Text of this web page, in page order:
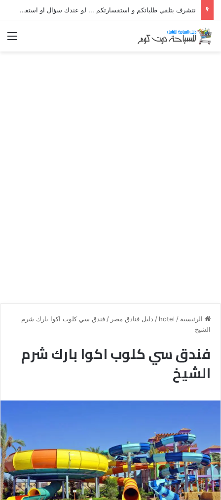
نتشرف بتلقي طلباتكم و استفسارتكم ... لو عندك سؤال او استفسار ماتدرددش فى طلب المساعدة
الرئيسية /
hotel
/ دليل فنادق مصر / فندق سي كلوب اكوا بارك شرم
الشيخ
فندق سي كلوب اكوا بارك شرم
الشيخ